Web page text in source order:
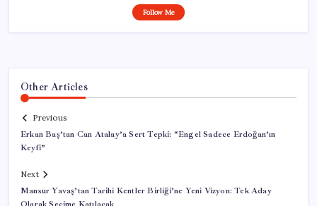
Follow Me
Other Articles
Previous
Erkan Baş’tan Can Atalay’a Sert Tepki: “Engel Sadece Erdoğan’ın
Keyfi”
Next
Mansur Yavaş’tan Tarihi Kentler Birliği’ne Yeni Vizyon: Tek Aday